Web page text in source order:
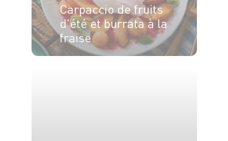
Carpaccio de fruits
d'été et burrata à la
fraise